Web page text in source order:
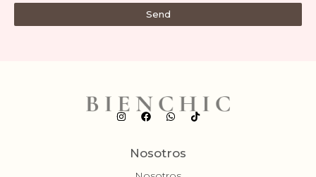
Send
Nosotros